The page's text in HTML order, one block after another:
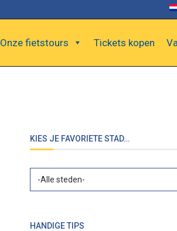
Onze fietstours Tickets kopen
KIES JE FAVORIETE STAD…
HANDIGE TIPS